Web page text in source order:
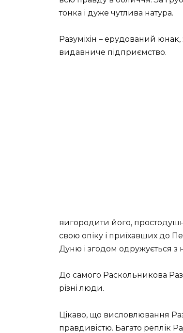
тонка і дуже чутлива натура.
Разуміхін – ерудований
видавниче підприємство.
вигородити його,
свою опіку і приїхавших до
Дуню і згодом одружується з
До самого Раскольникова
різні люди.
Цікаво, що висловлювання
правдивістю. Багато реплік